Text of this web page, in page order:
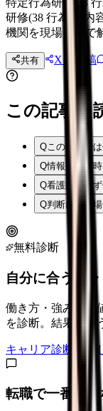
特定行為研修 38
研修(38 行為)の内
機関を現場目線で
共有 Xに投稿
この記事を
Qこの記事で
Q情報はいつ時
Q看護師はま
Q判断に迷う
無料診断
自分に合うキ
働き方・強み・価
を診断。結果に合
キャリア診断をは
転職で一番不